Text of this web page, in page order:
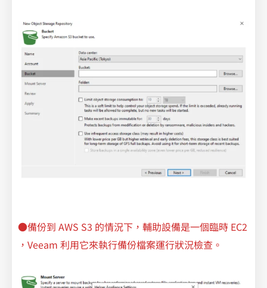
●備份到 AWS S3 的情況下，輔助設備是一個臨時 EC2
，Veeam 利用它來執行備份檔案運行狀況檢查。